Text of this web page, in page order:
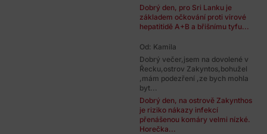
Dobrý den, pro Sri Lanku je
základem očkování proti virové
hepatitidě A+B a břišnímu tyfu...
Od: Kamila
Dobrý večer,jsem na dovolené v
Řecku,ostrov Zakyntos,bohužel
,mám podezření ,ze bych mohla
byt...
Dobrý den, na ostrově Zakynthos
je riziko nákazy infekcí
přenášenou komáry velmi nízké.
Horečka...